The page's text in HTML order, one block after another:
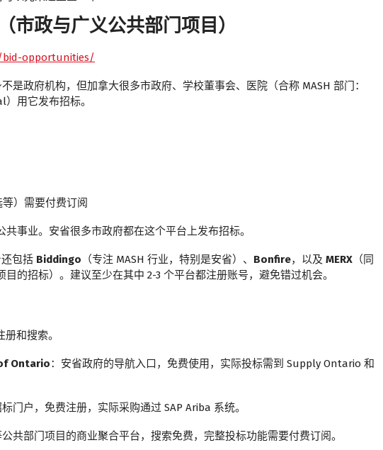
市政与广义公共部门项目）
opportunities/
政府机构，但加拿大很多市政府、学校董事会、医院（合称 MASH 部门：
用它发布招标。
）需要付费订阅
事业。安省很多市政府都在这个平台上发布招标。
包括 Biddingo （专注 MASH 行业，特别是安省）、 Bonfire，以及 MERX （同
的招标）。建议至少在其中 2-3 个平台都注册账号，避免错过机会。
和搜索。
Ontario：安省政府的导航入口，免费使用，实际投标需到 Supply Ontario 和
门户，免费注册，实际采购通过 SAP Ariba 系统。
共部门项目的商业聚合平台，搜索免费，完整投标功能需要付费订阅。